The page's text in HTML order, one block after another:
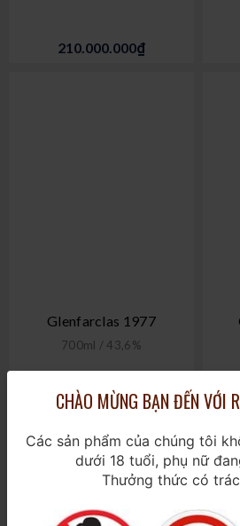
210.000.000₫
Glenfarclas 1977
700ml / 43,6%
Liên hệ
CHÀO MỪNG BẠN ĐẾN VỚI
Các sản phẩm của chúng tôi
dưới 18 tuổi, phụ nữ
Thưởng thức có